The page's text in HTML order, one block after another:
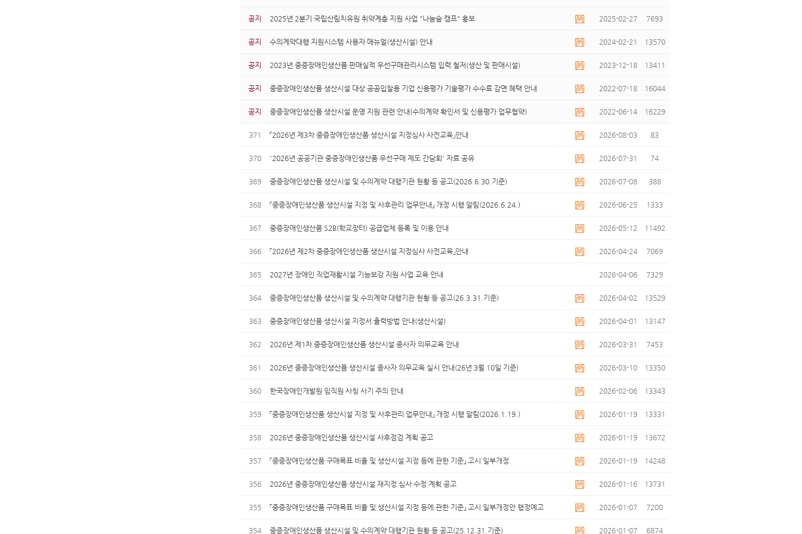
공지 2025년 2분기 국립산림치유원 취약계층 지원 사업 "나눔숲 캠프" 홍보 2025-02-27 7693
공지 수의계약대행 지원시스템 사용자 매뉴얼(생산시설) 안내 2024-02-21 13570
공지 2023년 중증장애인생산품 판매실적 우선구매관리시스템 입력 철저(생산 및 판매시설) 2023-12-18 13411
공지 중증장애인생산품 생산시설 대상 공공입찰용 기업 신용평가 기술평가 수수료 감면 혜택 안내 2022-07-18 16044
공지 중증장애인생산품 생산시설 운영 지원 관련 안내(수의계약 확인서 및 신용평가 업무협약) 2022-06-14 16229
371 「2026년 제3차 중증장애인생산품 생산시설 지정심사 사전교육」안내 2026-08-03 83
370 '2026년 공공기관 중증장애인생산품 우선구매 제도 간담회' 자료 공유 2026-07-31 74
369 중증장애인생산품 생산시설 및 수의계약 대행기관 현황 등 공고(2026.6.30.기준) 2026-07-08 388
368 「중증장애인생산품 생산시설 지정 및 사후관리 업무안내」 개정 시행 알림(2026.6.24.) 2026-06-25 1333
367 중증장애인생산품 S2B(학교장터) 공급업체 등록 및 이용 안내 2026-05-12 11492
366 「2026년 제2차 중증장애인생산품 생산시설 지정심사 사전교육」안내 2026-04-24 7069
365 2027년 장애인 직업재활시설 기능보강 지원 사업 교육 안내 2026-04-06 7329
364 중증장애인생산품 생산시설 및 수의계약 대행기관 현황 등 공고(26.3.31.기준) 2026-04-02 13529
363 중증장애인생산품 생산시설 지정서 출력방법 안내(생산시설) 2026-04-01 13147
362 2026년 제1차 중증장애인생산품 생산시설 종사자 의무교육 안내 2026-03-31 7453
361 2026년 중증장애인생산품 생산시설 종사자 의무교육 실시 안내(26년 3월 10일 기준) 2026-03-10 13350
360 한국장애인개발원 임직원 사칭 사기 주의 안내 2026-02-06 13343
359 「중증장애인생산품 생산시설 지정 및 사후관리 업무안내」 개정 시행 알림(2026.1.19.) 2026-01-19 13331
358 2026년 중증장애인생산품 생산시설 사후점검 계획 공고 2026-01-19 13672
357 「중증장애인생산품 구매목표 비율 및 생산시설 지정 등에 관한 기준」 고시 일부개정 2026-01-19 14248
356 2026년 중증장애인생산품 생산시설 재지정 심사 수정 계획 공고 2026-01-16 13731
355 「중증장애인생산품 구매목표 비율 및 생산시설 지정 등에 관한 기준」 고시 일부개정안 행정예고 2026-01-07 7200
354 중증장애인생산품 생산시설 및 수의계약 대행기관 현황 등 공고(25.12.31.기준) 2026-01-07 6874